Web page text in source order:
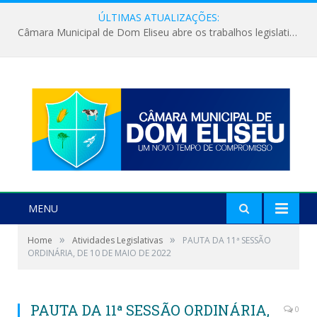
ÚLTIMAS ATUALIZAÇÕES:
Câmara Municipal de Dom Eliseu abre os trabalhos legislativos do segundo semestre
MENU
Home » Atividades Legislativas »
PAUTA DA 11ª SESSÃO
ORDINÁRIA, DE 10 DE MAIO DE 2022
PAUTA DA 11ª SESSÃO ORDINÁRIA, 0